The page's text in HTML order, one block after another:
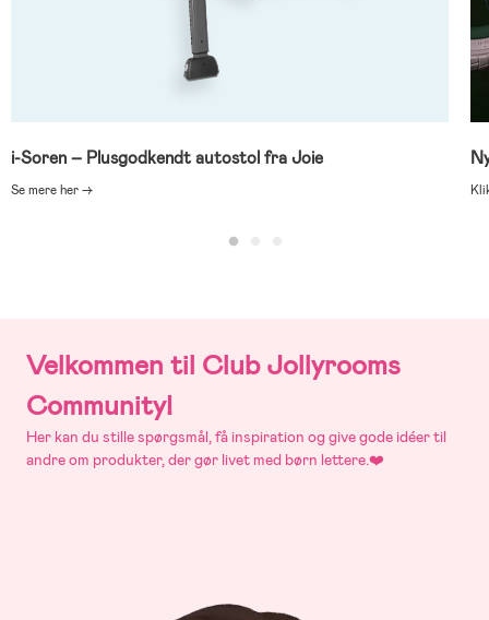
i-Soren – Plusgodkendt autostol fra Joie
Se mere her →
Velkommen til Club Jollyrooms
Community!
Her kan du stille spørgsmål, få inspiration og give gode idéer til
andre om produkter, der gør livet med børn lettere.❤️